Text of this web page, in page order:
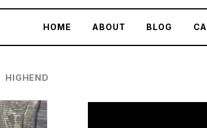
HOME ABOUT BLOG
HIGHEND